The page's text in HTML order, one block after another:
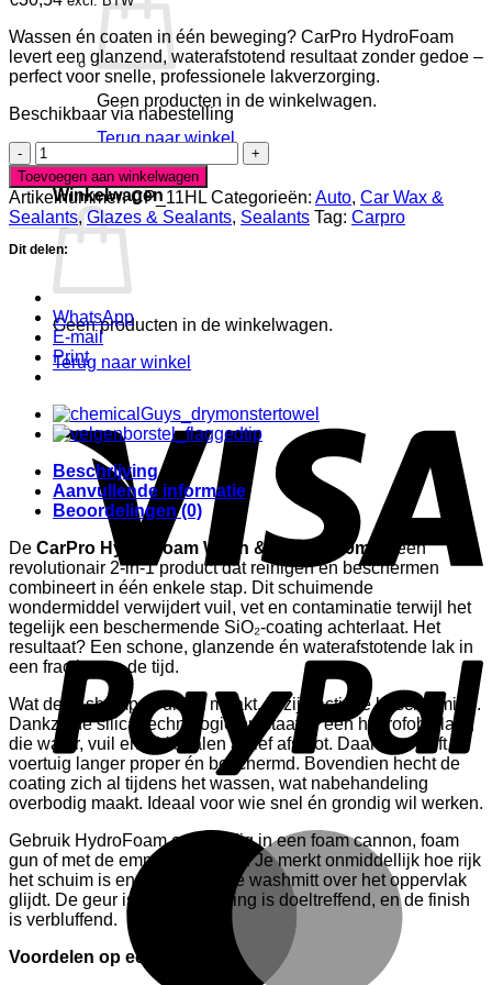
Geen producten in de winkelwagen.
Terug naar winkel
0
Winkelwagen
Geen producten in de winkelwagen.
Terug naar winkel
Wassen én coaten in één beweging? CarPro HydroFoam
levert een glanzend, waterafstotend resultaat zonder gedoe –
perfect voor snelle, professionele lakverzorging.
Beschikbaar via nabestelling
CarPro
HydroFoam
Wash
&
Coat
aantal
Toevoegen aan winkelwagen
Artikelnummer:CP_11HL Categorieën: Auto, Car Wax &
Sealants,Glazes & Sealants, Sealants Tag: Carpro
Dit delen:
WhatsApp
E-mail
Print
Beschrijving
Aanvullende informatie
Beoordelingen (0)
De CarPro HydroFoam Wash & Coat 1000ml
is een
revolutionair 2-in-1 product dat reinigen en beschermen
combineert in één enkele stap. Dit schuimende
wondermiddel verwijdert vuil, vet en contaminatie terwijl het
tegelijk een beschermende SiO₂-coating achterlaat. Het
resultaat? Een schone, glanzende én waterafstotende lak in
een fractie van de tijd.
Wat deze shampoo uniek maakt, is zijn actieve bescherming.
Dankzij de silica-technologie ontstaat er een hydrofobe laag
die water, vuil en UV-stralen actief afstoot. Daardoor blijft je
voertuig langer proper én beschermd. Bovendien hecht de
coating zich al tijdens het wassen, wat nabehandeling
overbodig maakt. Ideaal voor wie snel én grondig wil werken.
Gebruik HydroFoam eenvoudig in een foam cannon, foam
gun of met de emmer-methode. Je merkt onmiddellijk hoe rijk
het schuim is en hoe soepel je washmitt over het oppervlak
glijdt. De geur is fris, de werking is doeltreffend, en de finish
is verbluffend.
Voordelen op een rij: